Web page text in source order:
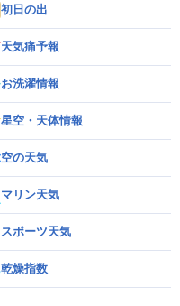
初日の出
天気痛予報
お洗濯情報
星空・天体情報
空の天気
マリン天気
スポーツ天気
乾燥指数